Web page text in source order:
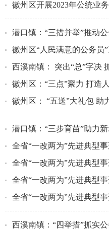
徽州区开展2023年公统业务
徽州区：“三点”聚力 打造
全省“一改两为”先进典型事
全省“一改两为”先进典型事
全省“一改两为”先进典型事
全省“一改两为”先进典型事
西溪南镇：“四举措”抓实